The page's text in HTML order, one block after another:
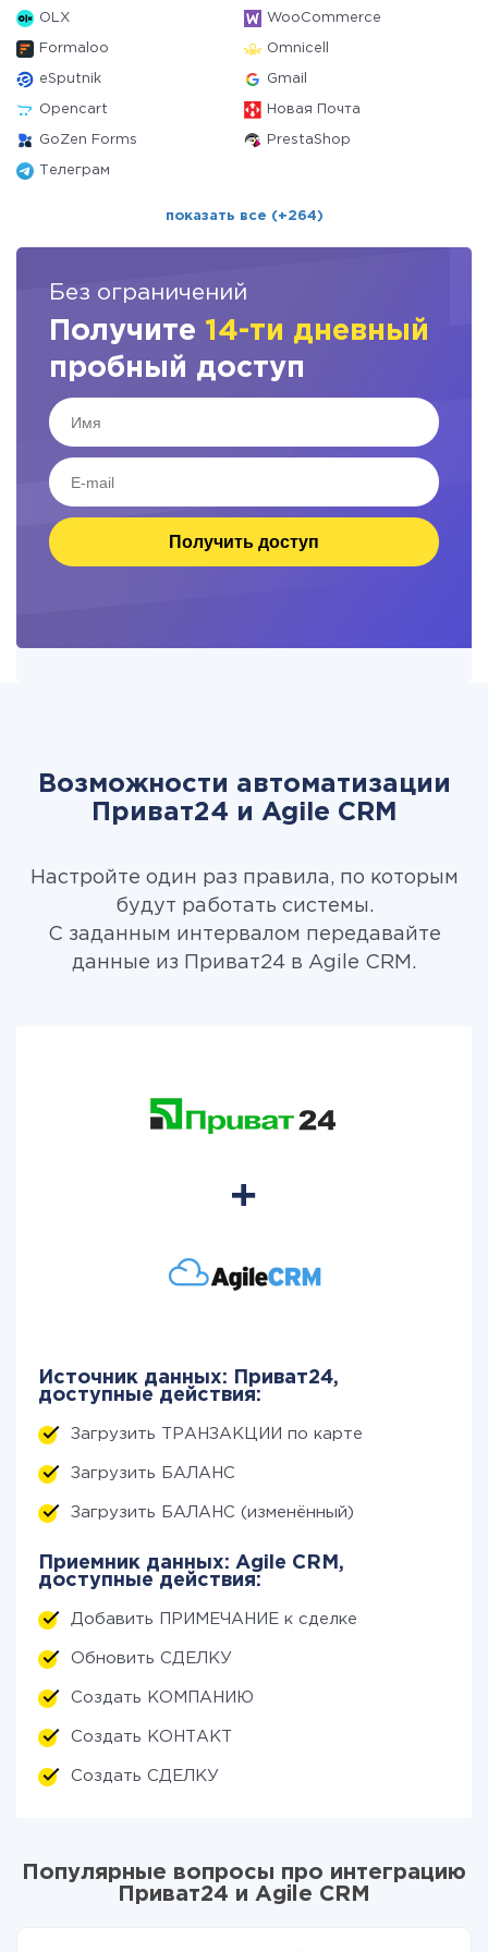
OLX WooCommerce
Formaloo Omnicell
eSputnik Gmail
Opencart Новая Почта
GoZen Forms PrestaShop
Телеграм
показать все (+264)
Без ограничений
Получите 14-ти дневный
пробный доступ
Получить доступ
Возможности автоматизации
Приват24 и Agile CRM
Настройте один раз правила, по которым
будут работать системы.
С заданным интервалом передавайте
данные из Приват24 в Agile CRM.
Источник данных: Приват24,
доступные действия:
Загрузить ТРАНЗАКЦИИ по карте
Загрузить БАЛАНС
Загрузить БАЛАНС (изменённый)
Приемник данных: Agile CRM,
доступные действия:
Добавить ПРИМЕЧАНИЕ к сделке
Обновить СДЕЛКУ
Создать КОМПАНИЮ
Создать КОНТАКТ
Создать СДЕЛКУ
Популярные вопросы про интеграцию
Приват24 и Agile CRM